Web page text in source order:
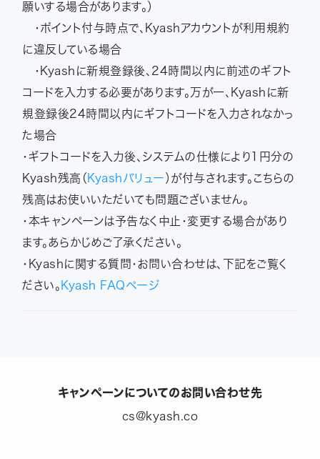
願いする場合があります。）
・ポイント付与時点で、Kyashアカウントが利用規約
に違反している場合
・Kyashに新規登録後、24時間以内に前述のギフト
コードを入力する必要があります。万が一、Kyashに新
規登録後24時間以内にギフトコードを入力されなかっ
た場合
・ギフトコードを入力後、システムの仕様により1円分の
Kyash残高（ Kyashバリュー ）が付与されます。こちらの
残高はお使いいただいても問題ございません。
・本キャンペーンは予告なく中止・変更する場合があり
ます。あらかじめご了承ください。
・Kyashに関する質問・お問い合わせは、下記をご覧く
ださい。 Kyash FAQページ
キャンペーンについてのお問い合わせ先
cs@kyash.co